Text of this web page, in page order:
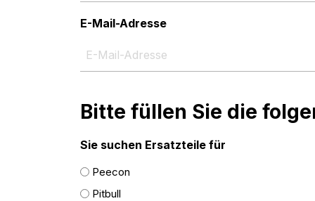
E-Mail-Adresse
Bitte füllen Sie die
Sie suchen Ersatzteile für
Peecon
Pitbull